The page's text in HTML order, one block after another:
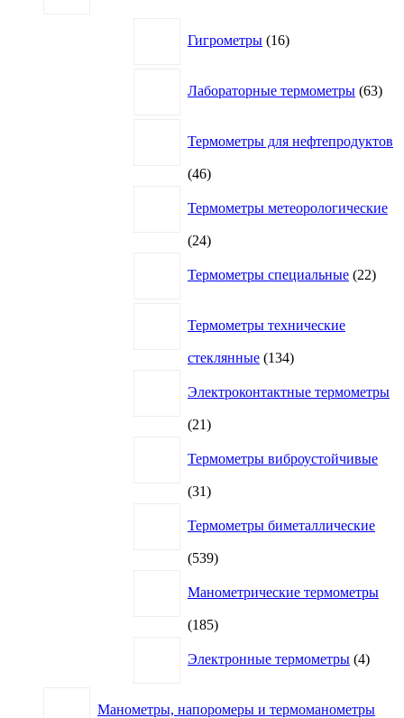
Гигрометры 16товаров
Лабораторные термометры 63
Термометры для нефтепродуктов
4646
Термометры метеорологические
2424
Термометры специальные 22
Термометры технические
стеклянные 134134
Электроконтактные термометры
2121
Термометры виброустойчивые
3131
Термометры биметаллические
539539
Манометрические термометры
185185
Электронные термометры 4товара
Манометры, напоромеры и термоманометры